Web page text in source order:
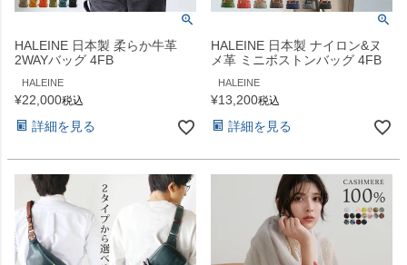
HALEINE 日本製 柔らか牛革
2WAYバッグ 4FB
HALEINE
¥22,000税込
詳細を見る
HALEINE 日本製 ナイロン&ヌ
メ革 ミニボストンバッグ 4FB
HALEINE
¥13,200税込
詳細を見る